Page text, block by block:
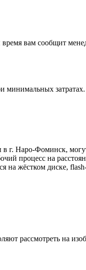
время вам сообщит
минимальных затратах.
г. Наро-Фоминск,
процесс на
жёстком диске,
рассмотреть на